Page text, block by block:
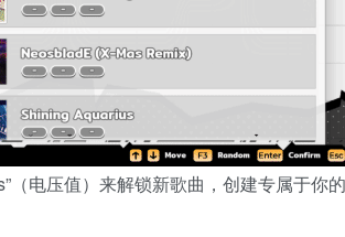
（电压值）来解锁新歌曲，创建专属于你的